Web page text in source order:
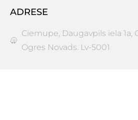
ADRESE
Ciemupe, Daugavpils iela 1a,
Ogres Novads. Lv-5001